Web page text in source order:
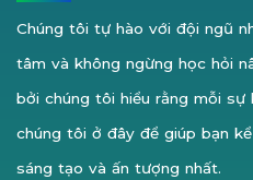
Chúng tôi tự hào với đội ngũ
tâm và không ngừng học hỏi
bởi chúng tôi hiểu rằng mỗi sự
chúng tôi ở đây để giúp bạn
sáng tạo và ấn tượng nhất.